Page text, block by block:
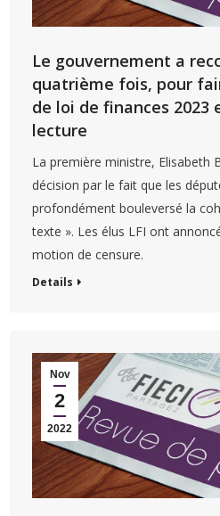
Le gouvernement a
quatrième fois, pour
de loi de finances 2023
lecture
La première ministre, Elisabeth
décision par le fait que les
profondément bouleversé la
texte ». Les élus LFI ont
motion de censure.
Details
Nov
2
2022